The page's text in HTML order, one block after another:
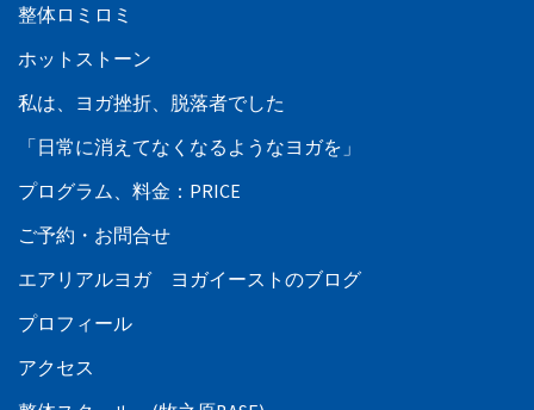
整体ロミロミ
ホットストーン
私は、ヨガ挫折、脱落者でした
「日常に消えてなくなるようなヨガを」
プログラム、料金：PRICE
ご予約・お問合せ
エアリアルヨガ ヨガイーストのブログ
プロフィール
アクセス